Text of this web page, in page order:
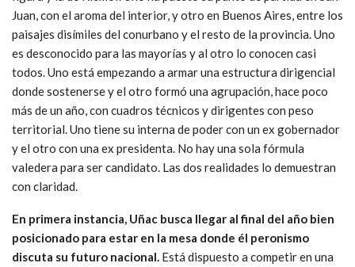
Juan, con el aroma del interior, y otro en Buenos Aires, entre los
paisajes disímiles del conurbano y el resto de la provincia. Uno
es desconocido para las mayorías y al otro lo conocen casi
todos. Uno está empezando a armar una estructura dirigencial
donde sostenerse y el otro formó una agrupación, hace poco
más de un año, con cuadros técnicos y dirigentes con peso
territorial. Uno tiene su interna de poder con un ex gobernador
y el otro con una ex presidenta. No hay una sola fórmula
valedera para ser candidato. Las dos realidades lo demuestran
con claridad.
En primera instancia, Uñac busca llegar al final del año bien
posicionado para estar en la mesa donde él peronismo
discuta su futuro nacional. Está dispuesto a competir en una